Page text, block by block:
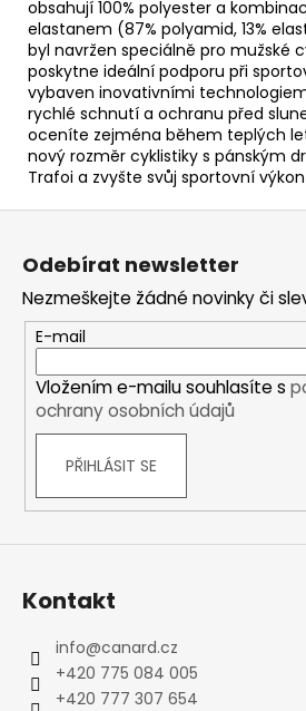
obsahují 100% polyester a
elastanem (87% polyamid, 13%
byl navržen speciálně pro mužské
poskytne ideální podporu při
vybaven inovativními
rychlé schnutí a ochranu před
oceníte zejména během teplých
nový rozměr cyklistiky s pánským
Trafoi a zvyšte svůj sportovní
Z
Odebírat newsletter
Nezmeškejte žádné novinky či
E-mail
Vložením e-mailu souhlasíte s
ochrany osobních údajů
PŘIHLÁSIT SE
Kontakt
info@canard.cz
+420 775 084 005
+420 777 307 654